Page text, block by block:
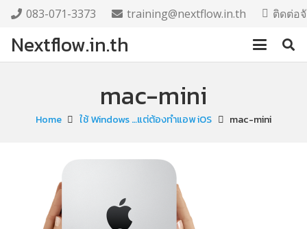
083-071-3373 training@nextflow.in.th ติดต่อ
Nextflow.in.th
mac-mini
Home ใช้ Windows …แต่ต้องทำแอพ iOS mac-mini